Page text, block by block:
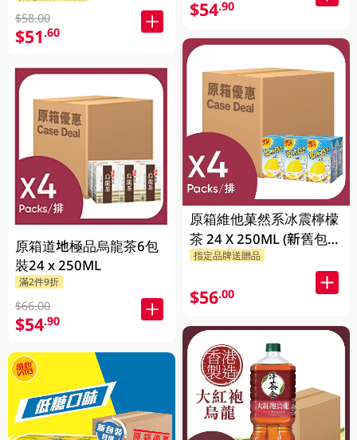
$58.00
$51.60
原箱道地極品烏龍茶6包
裝24 x 250ML
滿2件9折
$66.00
$54.90
$54.90
原箱維他菓然系冰震檸檬
茶 24 X 250ML (新舊包裝
隨機發貨)
指定品牌送贈品
$56.00